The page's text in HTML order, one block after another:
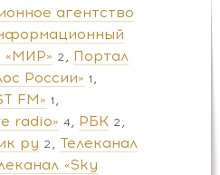
агентство
2
Портал
России» 1
FM» 1
radio» 4 РБК 2
ру 2
Телеканал
«Sky